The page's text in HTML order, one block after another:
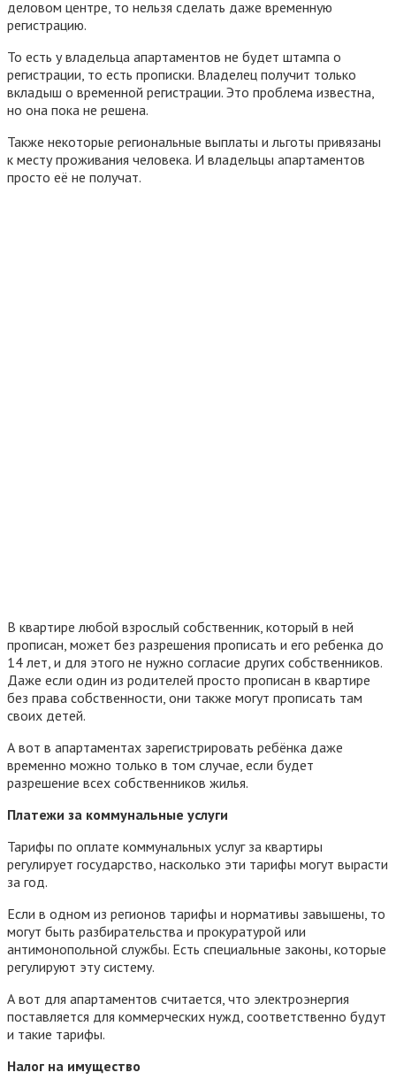
деловом центре, то нельзя сделать даже временную
регистрацию.
То есть у владельца апартаментов не будет штампа о
регистрации, то есть прописки. Владелец получит только
вкладыш о временной регистрации. Это проблема известна,
но она пока не решена.
Также некоторые региональные выплаты и льготы привязаны
к месту проживания человека. И владельцы апартаментов
просто её не получат.
В квартире любой взрослый собственник, который в ней
прописан, может без разрешения прописать и его ребенка до
14 лет, и для этого не нужно согласие других собственников.
Даже если один из родителей просто прописан в квартире
без права собственности, они также могут прописать там
своих детей.
А вот в апартаментах зарегистрировать ребёнка даже
временно можно только в том случае, если будет
разрешение всех собственников жилья.
Платежи за коммунальные услуги
Тарифы по оплате коммунальных услуг за квартиры
регулирует государство, насколько эти тарифы могут вырасти
за год.
Если в одном из регионов тарифы и нормативы завышены, то
могут быть разбирательства и прокуратурой или
антимонопольной службы. Есть специальные законы, которые
регулируют эту систему.
А вот для апартаментов считается, что электроэнергия
поставляется для коммерческих нужд, соответственно будут
и такие тарифы.
Налог на имущество